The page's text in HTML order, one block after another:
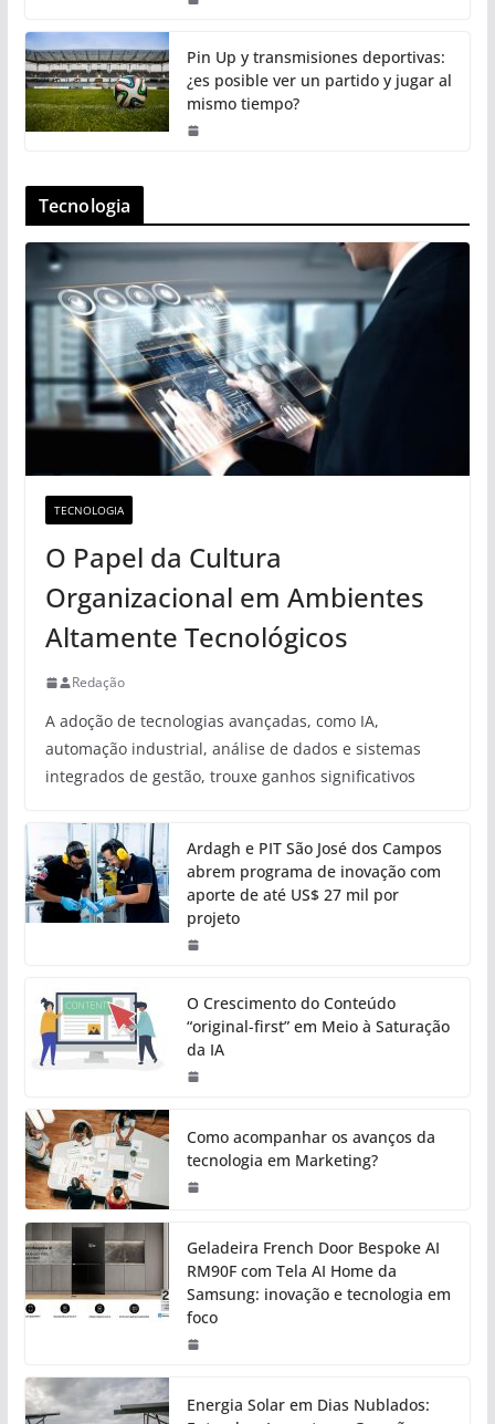
Pin Up y transmisiones deportivas:
¿es posible ver un partido y jugar al
mismo tiempo?
Tecnologia
TECNOLOGIA
O Papel da Cultura
Organizacional em Ambientes
Altamente Tecnológicos
Redação
A adoção de tecnologias avançadas, como IA,
automação industrial, análise de dados e sistemas
integrados de gestão, trouxe ganhos significativos
Ardagh e PIT São José dos Campos
abrem programa de inovação com
aporte de até US$ 27 mil por
projeto
O Crescimento do Conteúdo
“original-first” em Meio à Saturação
da IA
Como acompanhar os avanços da
tecnologia em Marketing?
Geladeira French Door Bespoke AI
RM90F com Tela AI Home da
Samsung: inovação e tecnologia em
foco
Energia Solar em Dias Nublados: